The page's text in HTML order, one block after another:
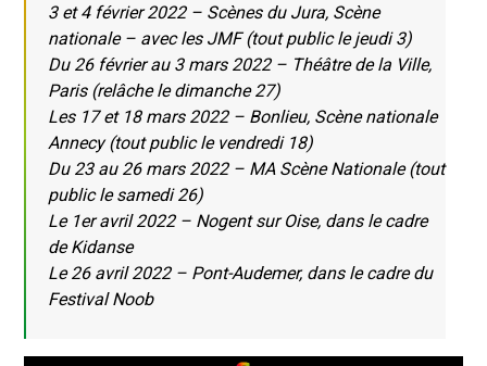
3 et 4 février 2022 – Scènes du Jura, Scène
nationale – avec les JMF (tout public le jeudi 3)
Du 26 février au 3 mars 2022 – Théâtre de la Ville,
Paris (relâche le dimanche 27)
Les 17 et 18 mars 2022 – Bonlieu, Scène nationale
Annecy (tout public le vendredi 18)
Du 23 au 26 mars 2022 – MA Scène Nationale (tout
public le samedi 26)
Le 1er avril 2022 – Nogent sur Oise, dans le cadre
de Kidanse
Le 26 avril 2022 – Pont-Audemer, dans le cadre du
Festival Noob